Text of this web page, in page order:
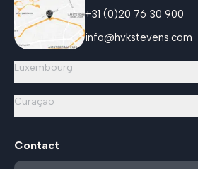
+31 (0)20 76 30 900
info@hvkstevens.com
Luxembourg
Curaçao
Contact